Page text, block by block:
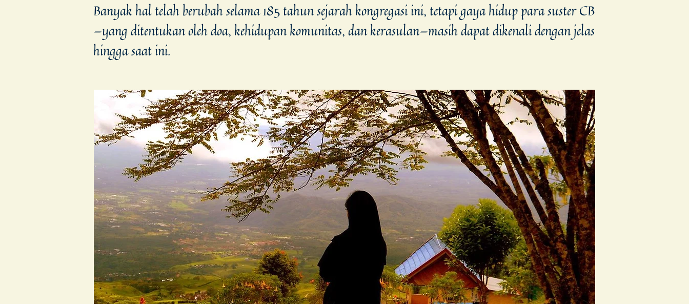
Banyak hal telah berubah selama 185 tahun sejarah kongregasi ini, tetapi gaya hidup para suster CB
—yang ditentukan oleh doa, kehidupan komunitas, dan kerasulan—masih dapat dikenali dengan jelas
hingga saat ini.